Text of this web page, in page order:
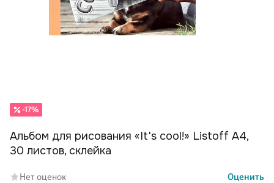
-17%
Альбом для рисования «It's cool!» Listoff А4,
30 листов, склейка
Нет оценок
Оценить